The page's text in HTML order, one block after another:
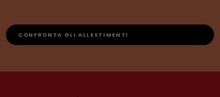
CONFRONTA GLI ALLESTIMENTI